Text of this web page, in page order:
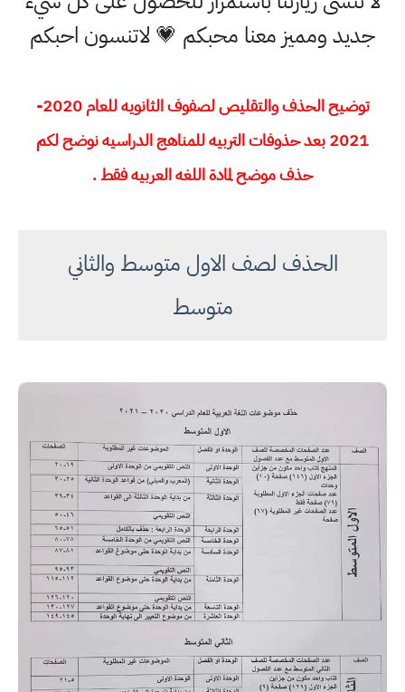
جديد ومميز معنا محبكم 💗 لاتنسون احبكم
توضيح الحذف والتقليص لصفوف الثانويه للعام 2020-
2021 بعد حذوفات التربيه للمناهج الدراسيه نوضح لكم
حذف موضح لمادة اللغه العربيه فقط .
الحذف لصف الاول متوسط والثاني
متوسط